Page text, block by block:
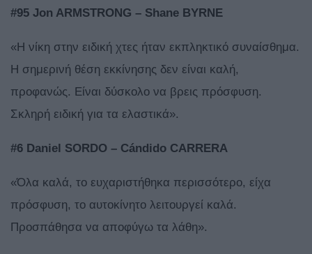
#95 Jon ARMSTRONG – Shane BYRNE
«Η νίκη στην ειδική χτες ήταν εκπληκτικό συναίσθημα.
Η σημερινή θέση εκκίνησης δεν είναι καλή,
προφανώς. Είναι δύσκολο να βρεις πρόσφυση.
Σκληρή ειδική για τα ελαστικά».
#6 Daniel SORDO – Cándido CARRERA
«Όλα καλά, το ευχαριστήθηκα περισσότερο, είχα
πρόσφυση, το αυτοκίνητο λειτουργεί καλά.
Προσπάθησα να αποφύγω τα λάθη».